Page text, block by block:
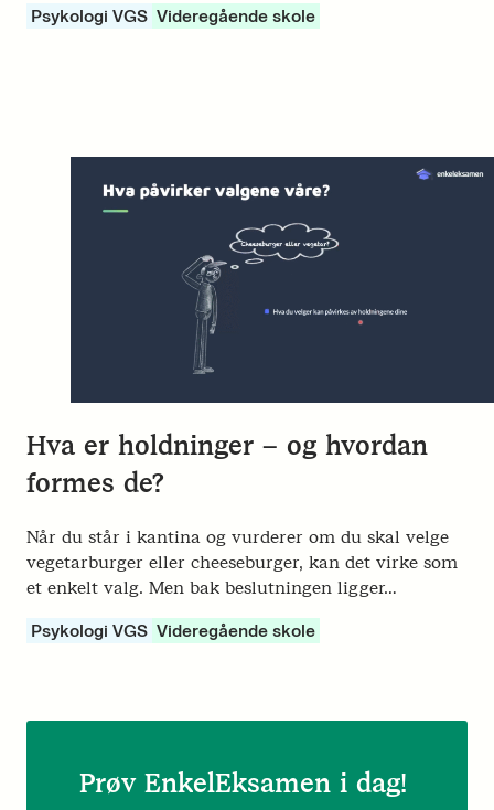
Psykologi VGS Videregående skole
Hva er holdninger – og hvordan
formes de?
Når du står i kantina og vurderer om du skal velge
vegetarburger eller cheeseburger, kan det virke som
et enkelt valg. Men bak beslutningen ligger…
Psykologi VGS Videregående skole
Prøv EnkelEksamen i dag!